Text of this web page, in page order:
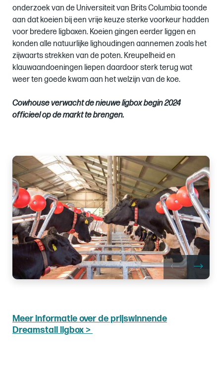
onderzoek van de Universiteit van Brits Columbia toonde
aan dat koeien bij een vrije keuze sterke voorkeur hadden
voor bredere ligboxen. Koeien gingen eerder liggen en
konden alle natuurlijke lighoudingen aannemen zoals het
zijwaarts strekken van de poten. Kreupelheid en
klauwaandoeningen liepen daardoor sterk terug wat
weer ten goede kwam aan het welzijn van de koe.
Cowhouse verwacht de nieuwe ligbox begin 2024
officieel op de markt te brengen.
Images
of
Meer informatie over de prijswinnende
Dreamstall ligbox >